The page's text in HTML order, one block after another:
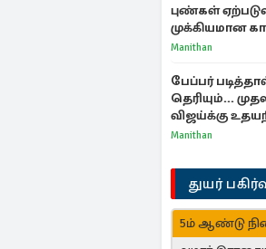
புண்கள்
முக்கியமான
Manithan
பேப்பர்
தெரியும்...
விஜய்க்கு
ஸ்டாலின்
Manithan
துயர்
5ம் ஆண்டு